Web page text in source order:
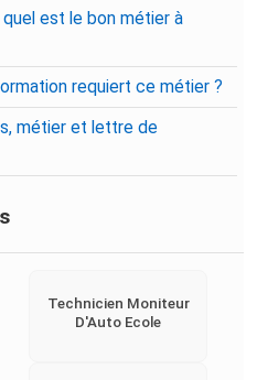
est le bon métier à
requiert ce métier ?
métier et lettre de
Technicien Moniteur
D'Auto Ecole